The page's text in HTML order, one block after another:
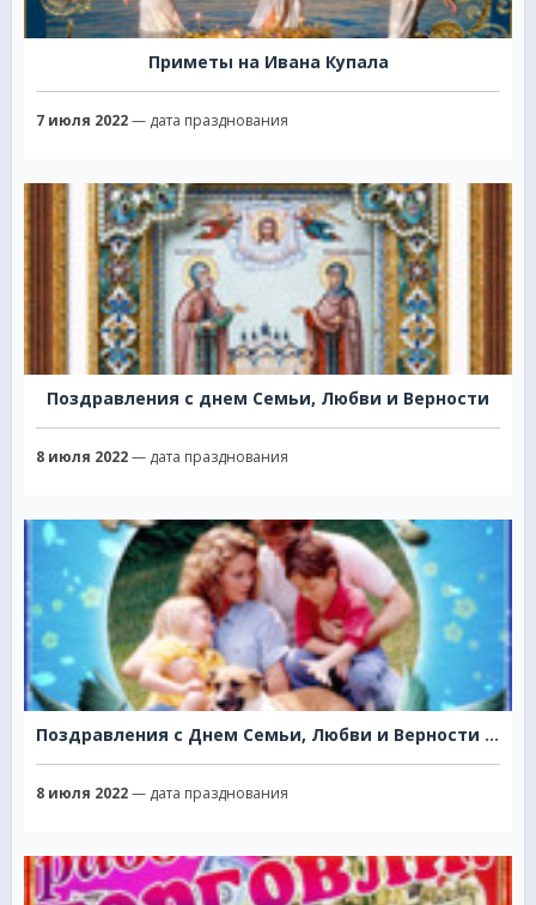
Приметы на Ивана Купала
7 июля 2022— дата празднования
Поздравления с днем Семьи, Любви и Верности
8 июля 2022— дата празднования
Поздравления с Днем Семьи, Любви и Верности в стихах
8 июля 2022— дата празднования